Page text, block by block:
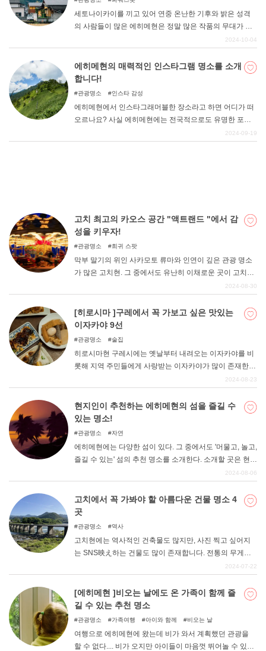
세토나이카이를 끼고 있어 연중 온난한 기후와 밝은 성격
의 사람들이 많은 에히메현은 정말 많은 작품의 무대가 되
고 있다. 시코쿠 중에서도 많은 사람들이 찾는 에히메현. 여
2024-10-04
에히메현의 매력적인 인스타그램 명소를 소개
합니다!
관광명소 인스타 감성
에히메현에서 인스타그래머블한 장소라고 하면 어디가 떠
오르나요? 사실 에히메현에는 전국적으로도 유명한 포토
제닉한 사진을 찍을 수 있는 명소가 많이 있다. 이번에는 그
2024-09-19
고치 최고의 카오스 공간 "액트랜드 "에서 감
성을 키우자!
관광명소 희귀 스팟
막부 말기의 위인 사카모토 류마와 인연이 깊은 관광 명소
가 많은 고치현. 그 중에서도 유난히 이채로운 곳이 고치현
고난시에 있는 창조광장 "액트랜드 "이다. 이번에는 무엇이
니다!
2024-08-30
[히로시마 ]구레에서 꼭 가보고 싶은 맛있는
이자카야 9선
관광명소 술집
히로시마현 구레시에는 옛날부터 내려오는 이자카야를 비
롯해 지역 주민들에게 사랑받는 이자카야가 많이 존재한
다. 이번 기사에서는 구레시에 거주 경험이 있는 필자가 정
참고해 보시기 바란다.
2024-08-23
현지인이 추천하는 에히메현의 섬을 즐길 수
있는 명소!
관광명소 자연
에히메현에는 다양한 섬이 있다. 그 중에서도 '머물고, 놀고,
즐길 수 있는' 섬의 추천 명소를 소개한다. 소개할 곳은 현
외곽에서도 비교적 쉽게 갈 수 있는 시마나미 해협으로 이
2024-08-06
고치에서 꼭 가봐야 할 아름다운 건물 명소 4
곳
관광명소 역사
고치현에는 역사적인 건축물도 많지만, 사진 찍고 싶어지
는 SNS映え하는 건물도 많이 존재합니다. 전통의 무게감
이 느껴지는 옛 건축물에서 조금 벗어나 스타일리시하고
가 될 수 있다. 고치현의 건축물이라고 하면 쿠마 켄고(隈研
吾)의 쿠마마치마치(梼原町)에 있는 6개의 건축물이 유명
하다. 초록빛이 가득한 땅에 자연스럽게 녹아든 쿠마모토
2024-07-22
[에히메현 ]비오는 날에도 온 가족이 함께 즐
길 수 있는 추천 명소
관광명소 가족여행 아이와 함께 비오는 날
여행으로 에히메현에 왔는데 비가 와서 계획했던 관광을
할 수 없다.... 비가 오지만 아이들이 마음껏 뛰어놀 수 있도